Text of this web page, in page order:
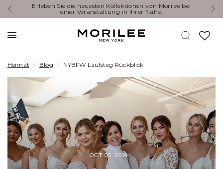
You’re Invited: Experience the Newest Collections at a
Designer Event.
Heimat / Blog / NYBFW Laufsteg Rückblick
OCT 05, 2019